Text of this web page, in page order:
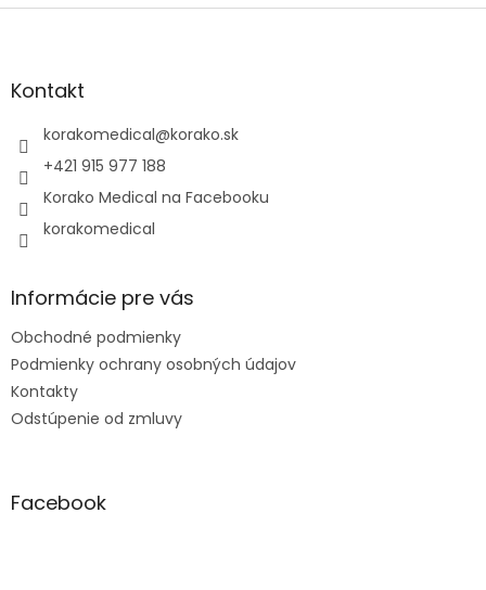
Z
äKontakt
korakomedical@korako.sk
+421 915 977 188
Korako Medical na Facebooku
korakomedical
Informácie pre vás
Obchodné podmienky
Podmienky ochrany osobných údajov
Kontakty
Odstúpenie od zmluvy
Facebook